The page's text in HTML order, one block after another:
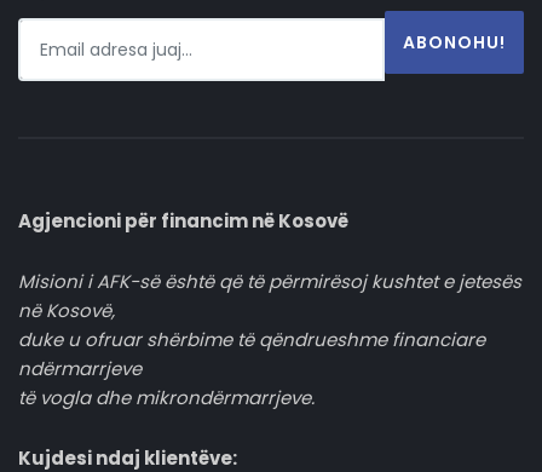
ABONOHU!
Agjencioni për financim në Kosovë
Misioni i AFK-së është që të përmirësoj kushtet e jetesës
në Kosovë,
duke u ofruar shërbime të qëndrueshme financiare
ndërmarrjeve
të vogla dhe mikrondërmarrjeve.
Kujdesi ndaj klientëve: